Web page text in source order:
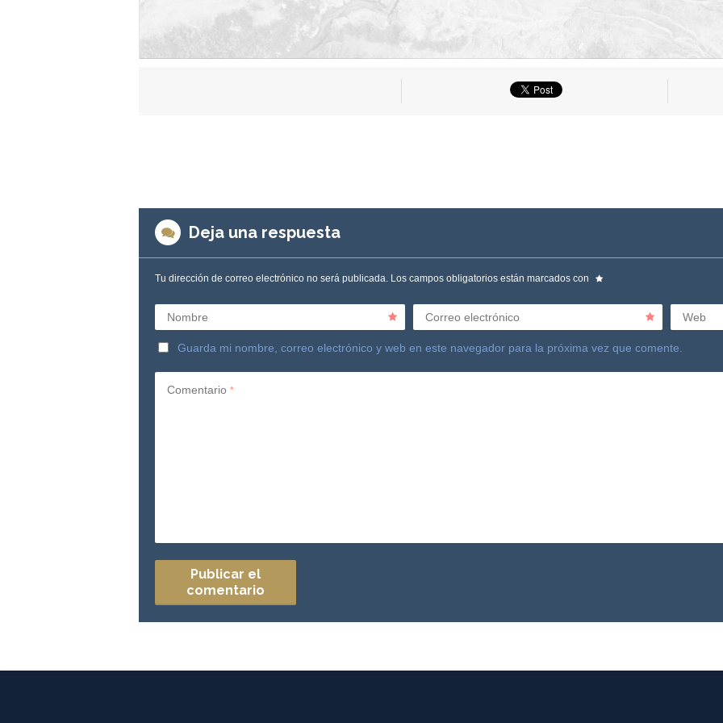
Deja una respuesta
Tu dirección de correo electrónico no será publicada. Los campos obligatorios están marcados con
Nombre Correo electrónico Web
Guarda mi nombre, correo electrónico y web en este navegador para la próxima vez que comente.
Comentario *